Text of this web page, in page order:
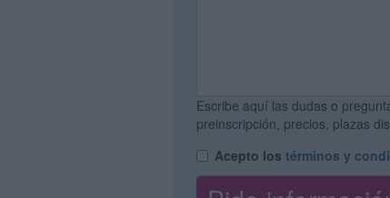
Escribe aquí las dudas o
preinscripción, precios, plazas
Acepto los términos y